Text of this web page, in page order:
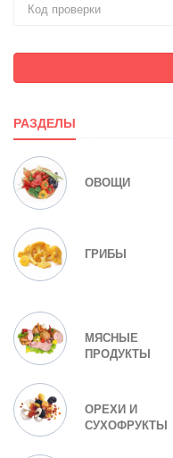
РАЗДЕЛЫ
ОВОЩИ
ГРИБЫ
МЯСНЫЕ
ПРОДУКТЫ
ОРЕХИ И
СУХОФРУКТЫ